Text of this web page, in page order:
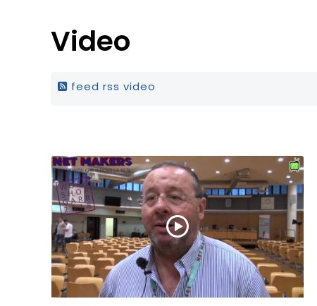
Video
feed rss video